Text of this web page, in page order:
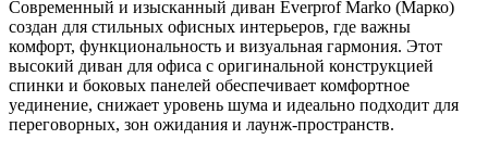
Современный и изысканный диван Everprof Marko (Марко)
создан для стильных офисных интерьеров, где важны
комфорт, функциональность и визуальная гармония. Этот
высокий диван для офиса с оригинальной конструкцией
спинки и боковых панелей обеспечивает комфортное
уединение, снижает уровень шума и идеально подходит для
переговорных, зон ожидания и лаунж-пространств.